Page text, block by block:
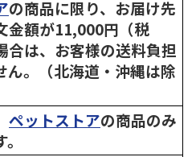
の商品に限り、お届け先
金額が11,000円（税
合は、お客様の送料負担
ん。（北海道・沖縄は除
ペットストアの商品のみ